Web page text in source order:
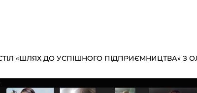
«ШЛЯХ ДО УСПІШНОГО ПІДПРИЄМНИЦТВА» З